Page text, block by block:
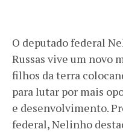
O deputado federal
Russas vive um novo
filhos da terra
para lutar por mais
e desenvolvimento.
federal, Nelinho